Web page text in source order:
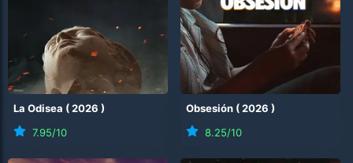
La Odisea (2026 )
7.95/10
Obsesión (2026 )
8.25/10